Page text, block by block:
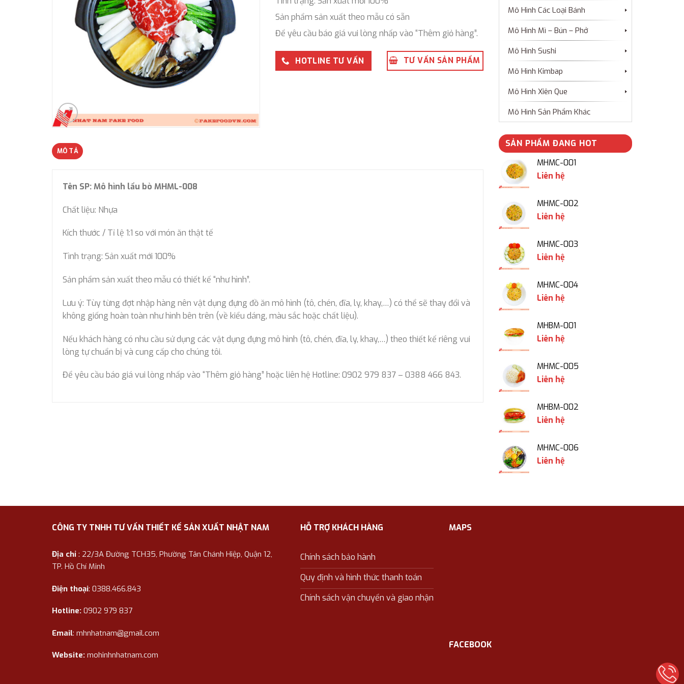
Sản phẩm sản xuất theo mẫu có sẵn
Để yêu cầu báo giá vui lòng nhấp vào “Thêm giỏ hàng”.
HOTLINE TƯ VẤN TƯ VẤN SẢN PHẨM
MÔ TẢ
Tên SP: Mô hình lẩu bò MHML-008
Chất liệu: Nhựa
Kích thước / Tỉ lệ 1:1 so với món ăn thật tế
Tình trạng: Sản xuất mới 100%
Sản phẩm sản xuất theo mẫu có thiết kế “như hình”.
Lưu ý: Tùy từng đợt nhập hàng nên vật dụng đựng đồ ăn mô hình (tô, chén, đĩa, ly, khay,…) có thể sẽ thay đổi và
không giống hoàn toàn như hình bên trên (về kiểu dáng, màu sắc hoặc chất liệu).
Nếu khách hàng có nhu cầu sử dụng các vật dụng đựng mô hình (tô, chén, đĩa, ly, khay,…) theo thiết kế riêng vui
lòng tự chuẩn bị và cung cấp cho chúng tôi.
Để yêu cầu báo giá vui lòng nhấp vào “Thêm giỏ hàng” hoặc liên hệ Hotline: 0902 979 837 – 0388 466 843.
Mô Hình Các Loại Bánh
Mô Hình Mì – Bún – Phở
Mô Hình Sushi
Mô Hình Kimbap
Mô Hình Xiên Que
Mô Hình Sản Phẩm Khác
SẢN PHẨM ĐANG HOT
MHMC-001
Liên hệ
MHMC-002
Liên hệ
MHMC-003
Liên hệ
MHMC-004
Liên hệ
MHBM-001
Liên hệ
MHMC-005
Liên hệ
MHBM-002
Liên hệ
MHMC-006
Liên hệ
CÔNG TY TNHH TƯ VẤN THIẾT KẾ SẢN XUẤT NHẬT NAM
Địa chỉ : 22/3A Đường TCH35, Phường Tân Chánh Hiệp, Quận 12,
TP. Hồ Chí Minh
Điện thoại: 0388.466.843
Hotline: 0902 979 837
Email: mhnhatnam@gmail.com
Website: mohinhnhatnam.com
HỖ TRỢ KHÁCH HÀNG
Chính sách bảo hành
Quy định và hình thức thanh toán
Chính sách vận chuyển và giao nhận
MAPS
FACEBOOK